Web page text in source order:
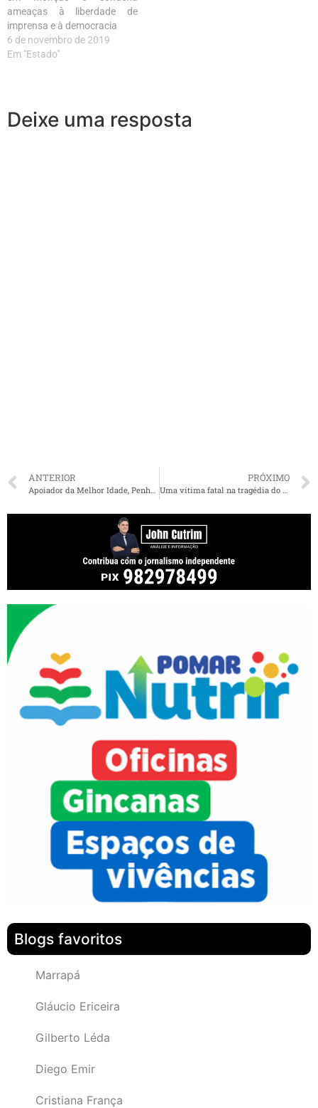
ameaças à liberdade de
imprensa e à democracia
6 de novembro de 2019
Em "Estado"
Deixe uma resposta
ANTERIOR PRÓXIMO
Blogs favoritos
Marrapá
Gláucio Ericeira
Gilberto Léda
Diego Emir
Cristiana França